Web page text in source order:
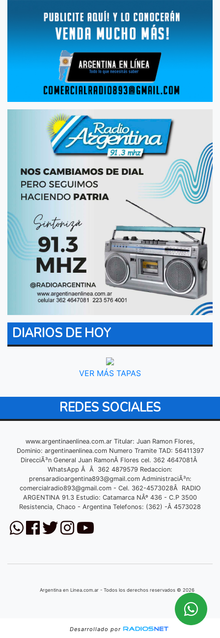
DIARIOS DE HOY
VER MÁS TAPAS
REDES SOCIALES
www.argentinaenlinea.com.ar Titular: Juan Ramon Flores,
Dominio: argentinaenlinea.com Numero Tramite TAD: 56411397
DirecciÃ³n General Juan RamonÂ Flores cel. 362 4647081Â
WhatsApp Â Â 362 4879579 Redaccion:
prensaradioargentina893@gmail.comAdministraciÃ³n:
comercialradio893@gmail.com- Cel. 362-4573028Â RADIO
ARGENTINA 91.3 Estudio: Catamarca NÂº 436 - C.P 3500
Resistencia, Chaco - Argentina Telefonos: (362) -Â 4573028
Argentina en Linea.com.ar - Todos los derechos reservados © 2026
Desarrollado por